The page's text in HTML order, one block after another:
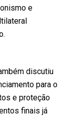
e
discutiu
para o
e proteção
finais já